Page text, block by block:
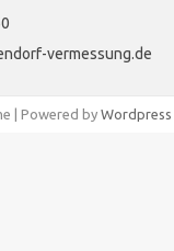
vermessung.de
| Powered by Wordpress